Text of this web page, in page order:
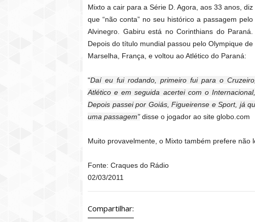
Mixto a cair para a Série D. Agora, aos 33 anos, diz
que “não conta” no seu histórico a passagem pelo
Alvinegro. Gabiru está no Corinthians do Paraná.
Depois do título mundial passou pelo Olympique de
Marselha, França, e voltou ao Atlético do Paraná:
"Daí eu fui rodando, primeiro fui para o
Atlético e em seguida acertei com o
Depois passei por Goiás, Figueirense e Sport, já
uma passagem"disse o jogador ao site globo.com
Muito provavelmente, o Mixto também prefere não
Fonte: Craques do Rádio
02/03/2011
Compartilhar: